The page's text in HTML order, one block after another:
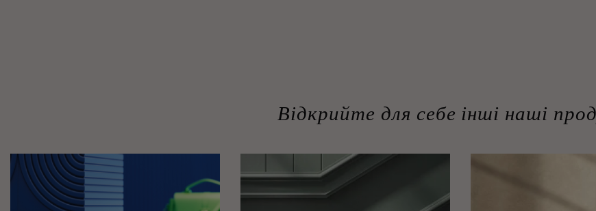
Відкрийте для себе інші наші